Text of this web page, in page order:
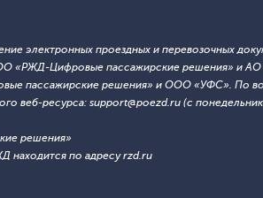
электронных проездных и перевозочных
«РЖД-Цифровые пассажирские решения» и
пассажирские решения» и ООО «УФС». По
веб-ресурса: support@poezd.ru (с
решения»
находится по адресу rzd.ru